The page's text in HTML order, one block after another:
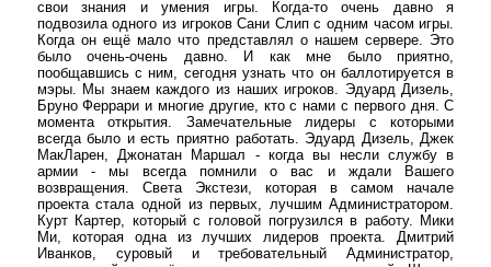
свои знания и умения игры. Когда-то очень давно я
подвозила одного из игроков Сани Слип с одним часом игры.
Когда он ещё мало что представлял о нашем сервере. Это
было очень-очень давно. И как мне было приятно,
пообщавшись с ним, сегодня узнать что он баллотируется в
мэры. Мы знаем каждого из наших игроков. Эдуард Дизель,
Бруно Феррари и многие другие, кто с нами с первого дня. С
момента открытия. Замечательные лидеры с которыми
всегда было и есть приятно работать. Эдуард Дизель, Джек
МакЛарен, Джонатан Маршал - когда вы несли службу в
армии - мы всегда помнили о вас и ждали Вашего
возвращения. Света Экстези, которая в самом начале
проекта стала одной из первых, лучшим Администратором.
Курт Картер, который с головой погрузился в работу. Мики
Ми, которая одна из лучших лидеров проекта. Дмитрий
Иванков, суровый и требовательный Администратор,